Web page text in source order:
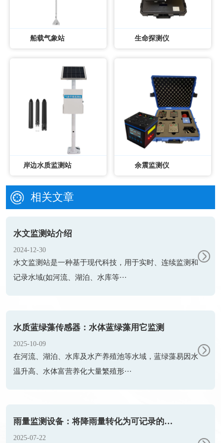
船载气象站 生命探测仪
岸边水质监测站 余震监测仪
相关文章
水文监测站介绍
2024-12-30
水文监测站是一种基于现代科技，用于实时、连续监测和
记录水域(如河流、湖泊、水库等···
水质蓝绿藻传感器：水体蓝绿藻用它监测
2025-10-09
在河流、湖泊、水库及水产养殖池等水域，蓝绿藻易因水
温升高、水体富营养化大量繁殖形···
雨量监测设备：将降雨量转化为可记录的数据
2025-07-22